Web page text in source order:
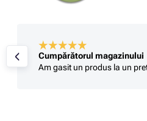
Cumpărătorul magazinului
Am gasit un produs la un